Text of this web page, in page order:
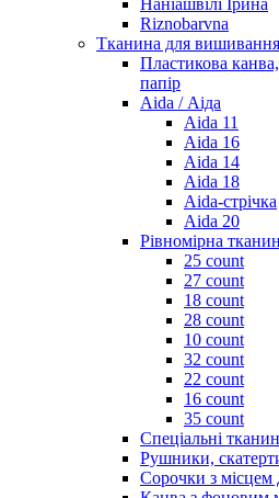
Riznobarvna
Тканина для вишивання
Пластикова
папір
Aida / Аіда
Aida 11
Aida 16
Aida 14
Aida 18
Aida-стрічка
Aida 20
Рівномірна
25 count
27 count
18 count
28 count
10 count
32 count
22 count
16 count
35 count
Спеціальні
Рушники,
Сорочки з